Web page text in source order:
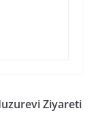
Ziyareti